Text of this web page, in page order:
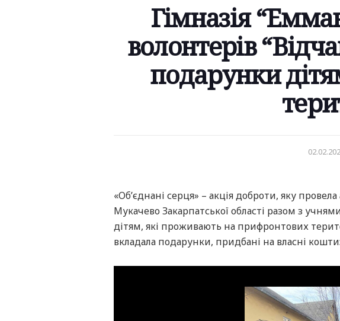
Гімназія
волонтерів
подарунки
«Об’єднані серця» – акція доброти, яку
Мукачево Закарпатської області разом з
дітям, які проживають на прифронтових
вкладала подарунки, придбані на власні